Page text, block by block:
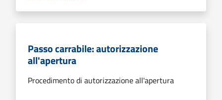
Passo carrabile: autorizzazione
all'apertura
Procedimento di autorizzazione all'apertura